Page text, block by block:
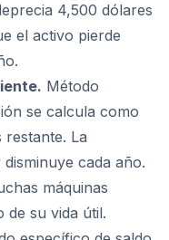
4,500 dólares
el activo pierde
Método
se calcula como
La
cada año.
máquinas
de su vida útil.